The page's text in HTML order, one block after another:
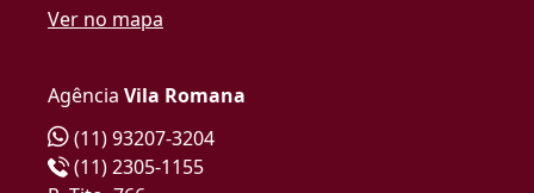
Ver no mapa
Agência Vila Romana
(11) 93207-3204
(11) 2305-1155